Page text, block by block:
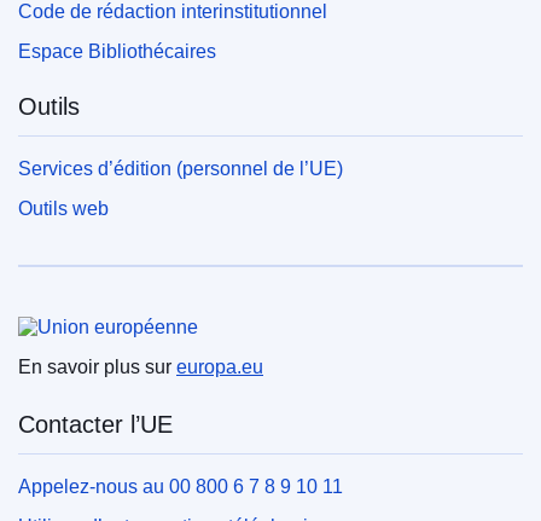
Code de rédaction interinstitutionnel
Espace Bibliothécaires
Outils
Services d’édition (personnel de l’UE)
Outils web
En savoir plus sur europa.eu
Contacter l’UE
Appelez-nous au 00 800 6 7 8 9 10 11